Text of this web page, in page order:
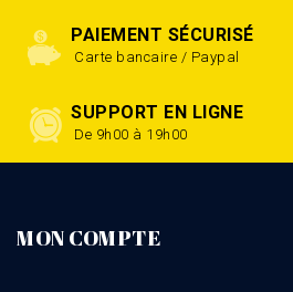
PAIEMENT SÉCURISÉ
Carte bancaire / Paypal
SUPPORT EN LIGNE
De 9h00 à 19h00
MON COMPTE